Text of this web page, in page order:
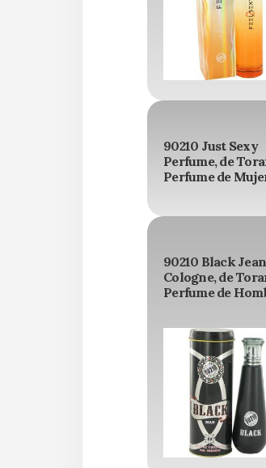
90210 Just Sexy
Perfume, de
Perfume de
90210 Black
Cologne, de
Perfume de